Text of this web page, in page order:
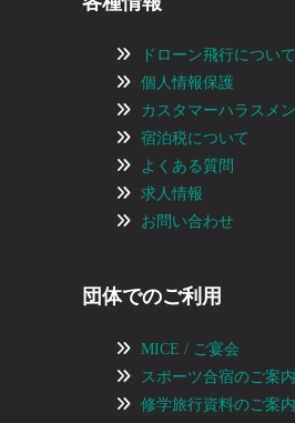
ドローン飛行について
個人情報保護
カスタマーハラスメ
宿泊税について
よくある質問
求人情報
お問い合わせ
団体でのご利用
MICE / ご宴会
スポーツ合宿のご案内
修学旅行資料のご案内